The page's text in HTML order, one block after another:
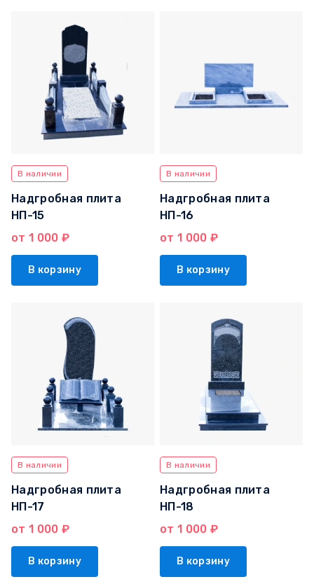
В наличии
Надгробная плита
НП-15
от 1 000 ₽
В корзину
В наличии
Надгробная плита
НП-16
от 1 000 ₽
В корзину
В наличии
Надгробная плита
НП-17
от 1 000 ₽
В корзину
В наличии
Надгробная плита
НП-18
от 1 000 ₽
В корзину